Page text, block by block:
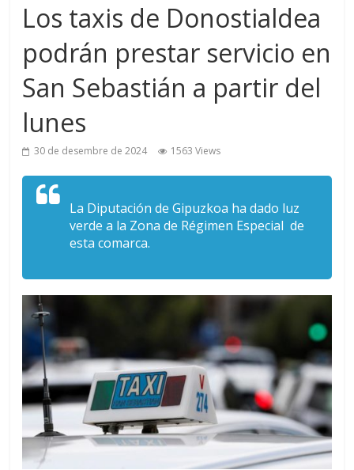
Los taxis de Donostialdea
podrán prestar servicio en
San Sebastián a partir del
lunes
30 de desembre de 2024 1563 Views
La Diputación de Gipuzkoa ha dado luz
verde a la Zona de Régimen Especial de
esta comarca.